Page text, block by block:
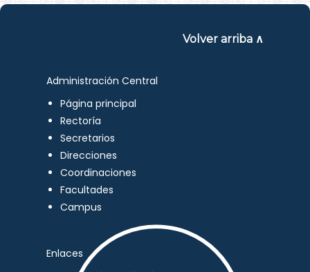
Volver arriba ∧
Administración Central
Página principal
Rectoría
Secretarios
Direcciones
Coordinaciones
Facultades
Campus
Enlaces